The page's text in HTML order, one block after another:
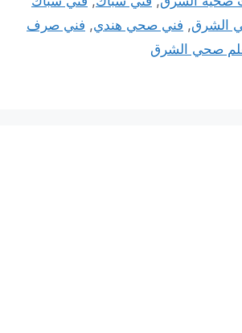
الشرق, فني صحي هندي, فني صرف
صحي الشرق